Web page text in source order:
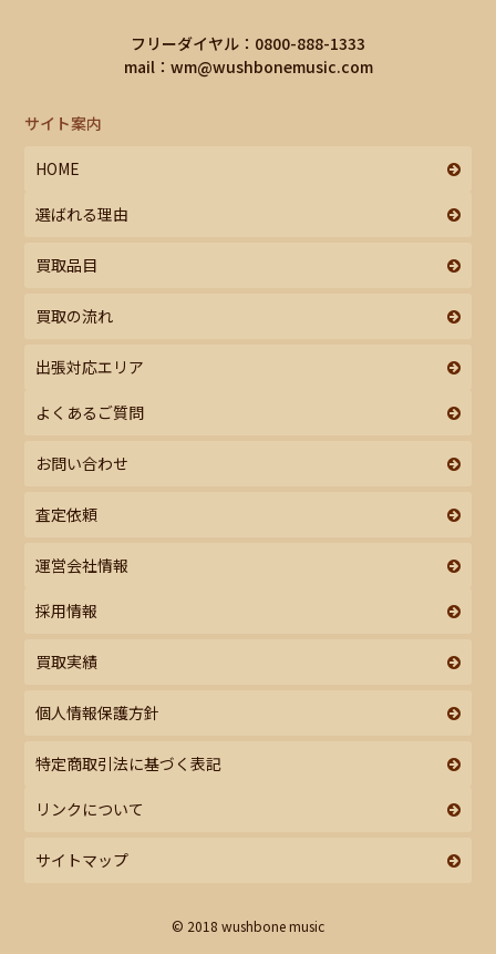
フリーダイヤル：0800-888-1333
mail： wm@wushbonemusic.com
サイト案内
HOME
選ばれる理由
買取品目
買取の流れ
出張対応エリア
よくあるご質問
お問い合わせ
査定依頼
運営会社情報
採用情報
買取実績
個人情報保護方針
特定商取引法に基づく表記
リンクについて
サイトマップ
© 2018 wushbone music